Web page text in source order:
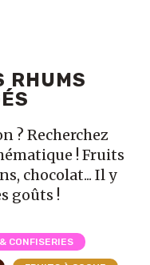
RHUMS
? Recherchez
! Fruits
chocolat... Il y
goûts !
CONFISERIES